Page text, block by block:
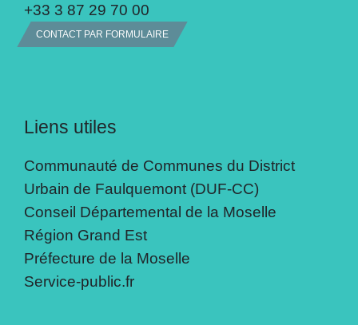
+33 3 87 29 70 00
CONTACT PAR FORMULAIRE
Liens utiles
Communauté de Communes du District
Urbain de Faulquemont (DUF-CC)
Conseil Départemental de la Moselle
Région Grand Est
Préfecture de la Moselle
Service-public.fr